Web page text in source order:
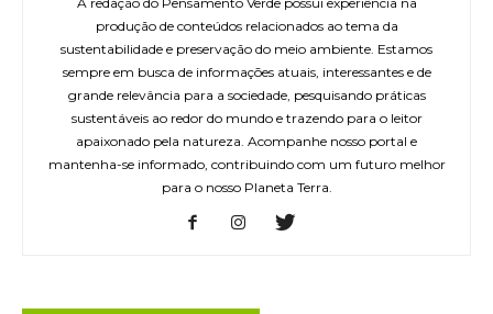
produção de conteúdos relacionados ao tema da
sustentabilidade e preservação do meio ambiente. Estamos
sempre em busca de informações atuais, interessantes e de
grande relevância para a sociedade, pesquisando práticas
sustentáveis ao redor do mundo e trazendo para o leitor
apaixonado pela natureza. Acompanhe nosso portal e
mantenha-se informado, contribuindo com um futuro melhor
para o nosso Planeta Terra.